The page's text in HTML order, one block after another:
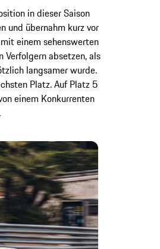
in dieser Saison
und übernahm kurz vor
einem sehenswerten
Verfolgern absetzen, als
langsamer wurde.
Platz. Auf Platz 5
einem Konkurrenten